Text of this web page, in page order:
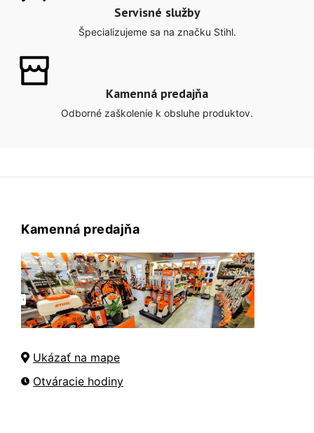
Servisné služby
Špecializujeme sa na značku Stihl.
Kamenná predajňa
Odborné zaškolenie k obsluhe produktov.
Kamenná predajňa
Ukázať na mape
Otváracie hodiny